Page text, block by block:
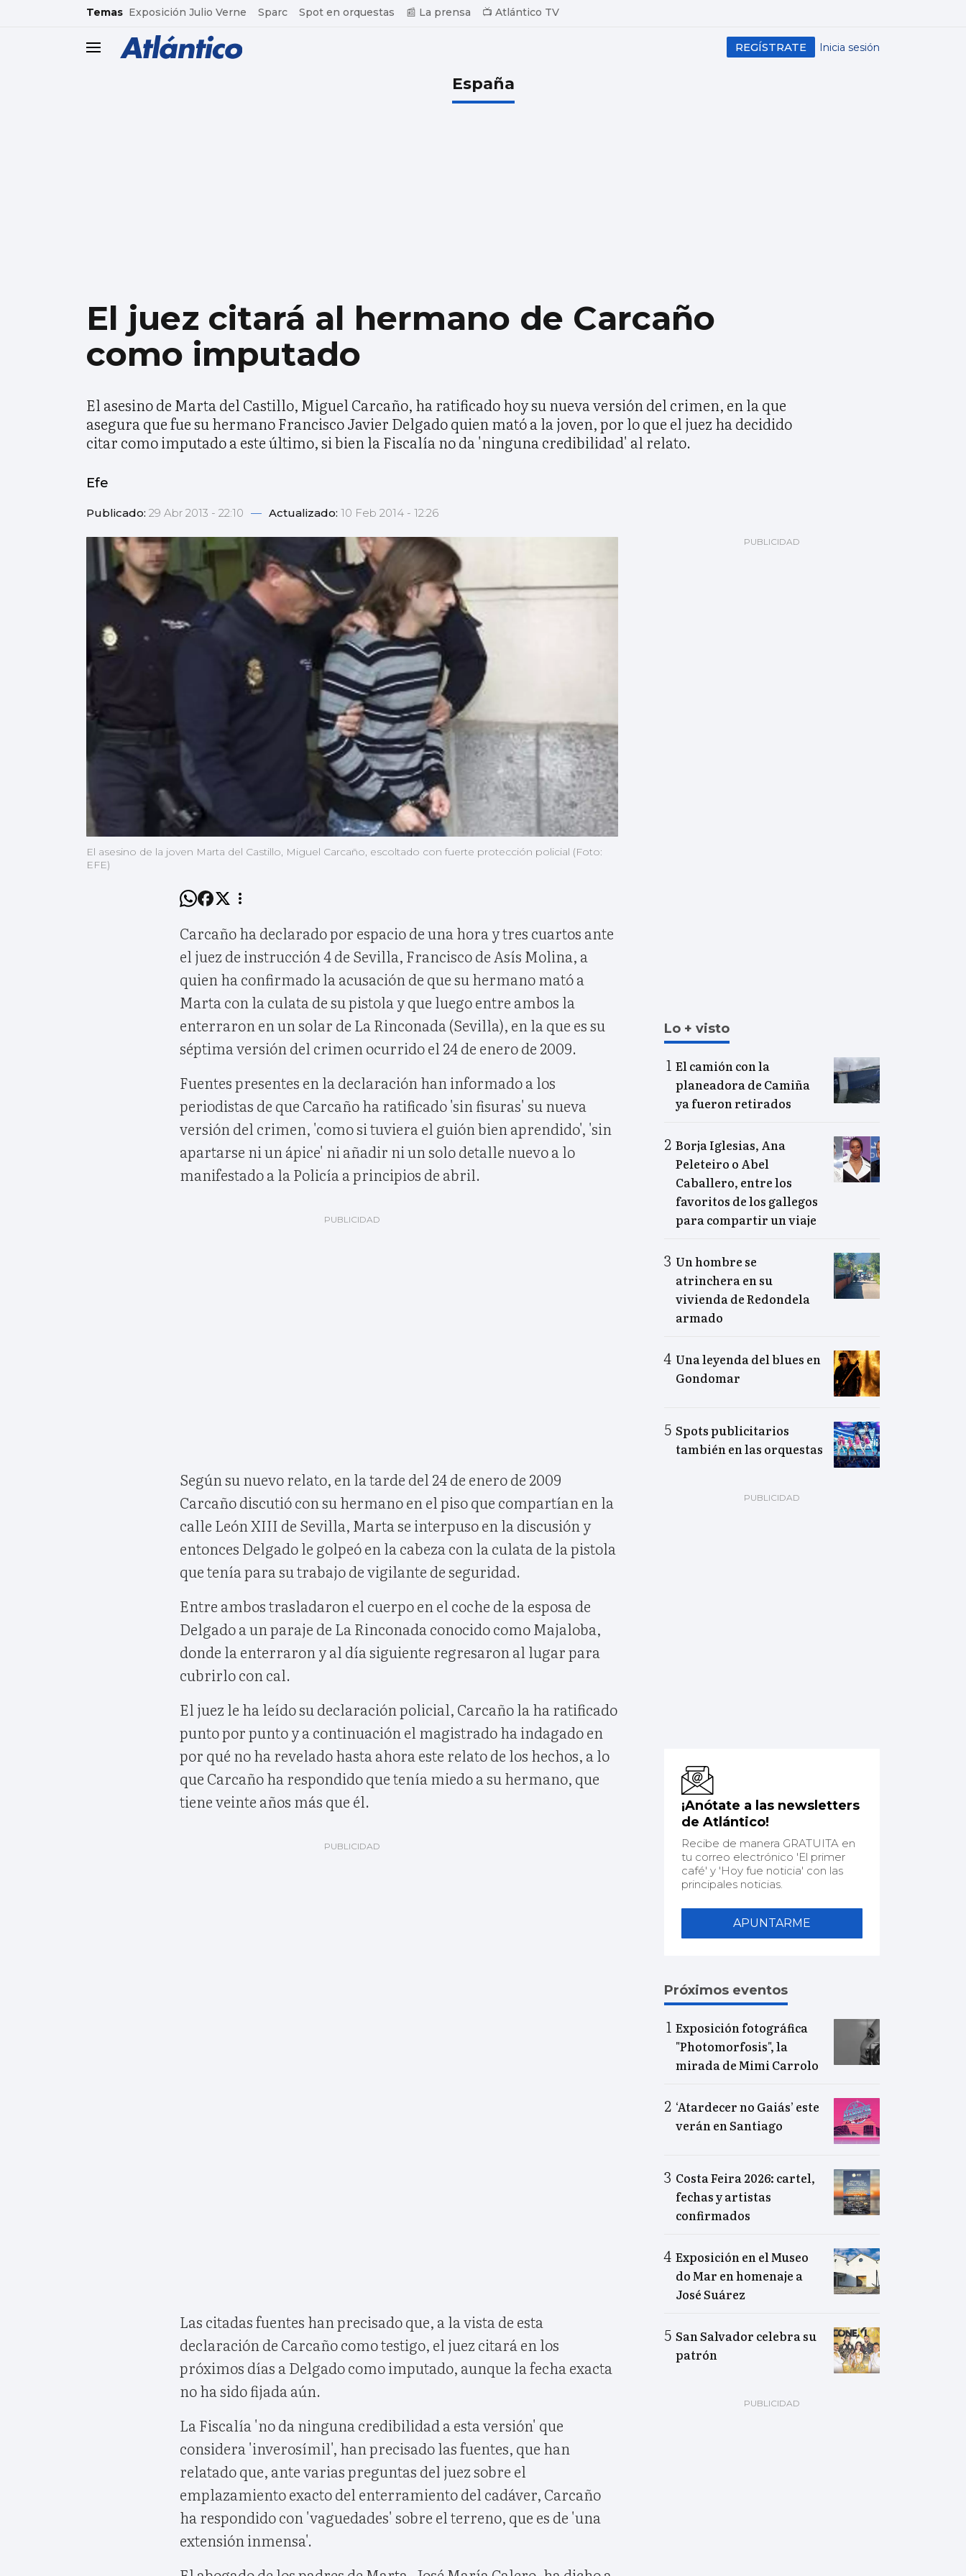
common.go-to-content
Temas Exposición Julio Verne Sparc Spot en orquestas 📰 La prensa 📺 Atlántico TV
header.menu.open Inicia sesión
REGÍSTRATE
España
El juez citará al hermano de Carcaño
como imputado
El asesino de Marta del Castillo, Miguel Carcaño, ha ratificado hoy su nueva versión del crimen, en la que
asegura que fue su hermano Francisco Javier Delgado quien mató a la joven, por lo que el juez ha decidido
citar como imputado a este último, si bien la Fiscalía no da 'ninguna credibilidad' al relato.
Efe
Publicado: 29 Abr 2013 - 22:10 — Actualizado: 10 Feb 2014 - 12:26
El asesino de la joven Marta del Castillo, Miguel Carcaño, escoltado con fuerte protección policial (Foto:
EFE)
Carcaño ha declarado por espacio de una hora y tres cuartos ante
el juez de instrucción 4 de Sevilla, Francisco de Asís Molina, a
quien ha confirmado la acusación de que su hermano mató a
Marta con la culata de su pistola y que luego entre ambos la
enterraron en un solar de La Rinconada (Sevilla), en la que es su
séptima versión del crimen ocurrido el 24 de enero de 2009.
Fuentes presentes en la declaración han informado a los
periodistas de que Carcaño ha ratificado 'sin fisuras' su nueva
versión del crimen, 'como si tuviera el guión bien aprendido', 'sin
apartarse ni un ápice' ni añadir ni un solo detalle nuevo a lo
manifestado a la Policía a principios de abril.
Según su nuevo relato, en la tarde del 24 de enero de 2009
Carcaño discutió con su hermano en el piso que compartían en la
calle León XIII de Sevilla, Marta se interpuso en la discusión y
entonces Delgado le golpeó en la cabeza con la culata de la pistola
que tenía para su trabajo de vigilante de seguridad.
Entre ambos trasladaron el cuerpo en el coche de la esposa de
Delgado a un paraje de La Rinconada conocido como Majaloba,
donde la enterraron y al día siguiente regresaron al lugar para
cubrirlo con cal.
El juez le ha leído su declaración policial, Carcaño la ha ratificado
punto por punto y a continuación el magistrado ha indagado en
por qué no ha revelado hasta ahora este relato de los hechos, a lo
que Carcaño ha respondido que tenía miedo a su hermano, que
tiene veinte años más que él.
Las citadas fuentes han precisado que, a la vista de esta
declaración de Carcaño como testigo, el juez citará en los
próximos días a Delgado como imputado, aunque la fecha exacta
no ha sido fijada aún.
La Fiscalía 'no da ninguna credibilidad a esta versión' que
considera 'inverosímil', han precisado las fuentes, que han
relatado que, ante varias preguntas del juez sobre el
emplazamiento exacto del enterramiento del cadáver, Carcaño
ha respondido con 'vaguedades' sobre el terreno, que es de 'una
extensión inmensa'.
Lo + visto
El camión con la
planeadora de Camiña
ya fueron retirados
Borja Iglesias, Ana
Peleteiro o Abel
Caballero, entre los
favoritos de los gallegos
para compartir un viaje
Un hombre se
atrinchera en su
vivienda de Redondela
armado
Una leyenda del blues en
Gondomar
Spots publicitarios
también en las orquestas
¡Anótate a las newsletters
de Atlántico!
Recibe de manera GRATUITA en
tu correo electrónico 'El primer
café' y 'Hoy fue noticia' con las
principales noticias.
APUNTARME
Próximos eventos
Exposición fotográfica
"Photomorfosis", la
mirada de Mimi Carrolo
‘Atardecer no Gaiás’ este
verán en Santiago
Costa Feira 2026: cartel,
fechas y artistas
confirmados
Exposición en el Museo
do Mar en homenaje a
José Suárez
San Salvador celebra su
patrón